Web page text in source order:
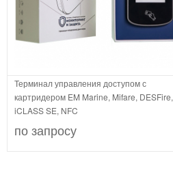
Терминал управления доступом с
картридером EM Marine, Mifare, DESFire,
iCLASS SE, NFC
по запросу